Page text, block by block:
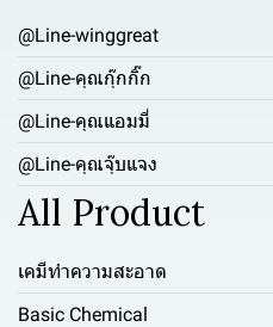
@Line-winggreat
@Line-คุณกุ๊กกิ๊ก
@Line-คุณแอมมี่
@Line-คุณจุ๊บแจง
All Product
เคมีทำความสะอาด
Basic Chemical